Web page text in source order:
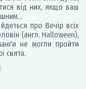
від них, якщо ваш
про Вечір всіх
(англ. Halloween),
не могли пройти
свята.